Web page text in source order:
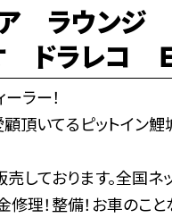
ラウンジ
ラレコ Ｅ
ラー！
頂いてるピットイン
ております。全国ネ
理！整備！お車のこ